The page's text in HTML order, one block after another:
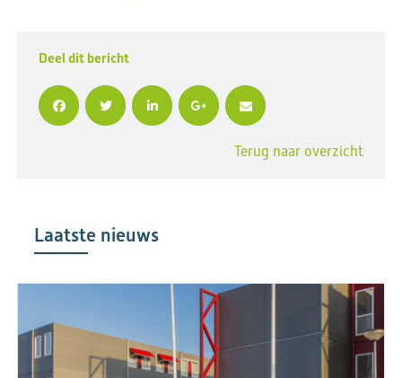
Deel dit bericht
Terug naar overzicht
Laatste nieuws